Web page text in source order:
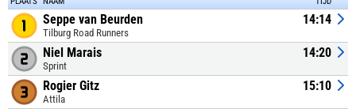
Seppe van Beurden
Tilburg Road Runners
14:14
Niel Marais
Sprint
14:20
Rogier Gitz
Attila
15:10